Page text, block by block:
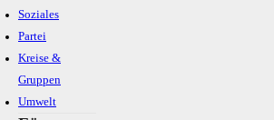
Soziales
Partei
Kreise &
Gruppen
Umwelt